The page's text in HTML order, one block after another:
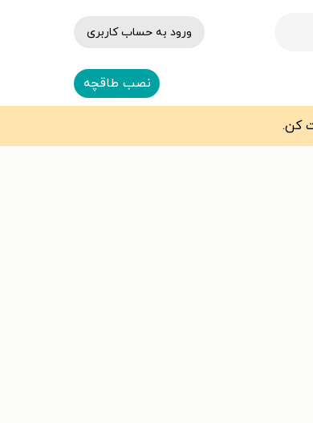
ورود به حساب کاربری
نصب طاقچه